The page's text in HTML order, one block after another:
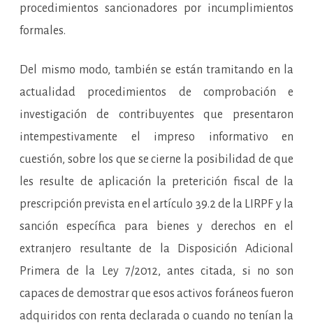
procedimientos sancionadores por incumplimientos
formales.
Del mismo modo, también se están tramitando en la
actualidad procedimientos de comprobación e
investigación de contribuyentes que presentaron
intempestivamente el impreso informativo en
cuestión, sobre los que se cierne la posibilidad de que
les resulte de aplicación la preterición fiscal de la
prescripción prevista en el artículo 39.2 de la LIRPF y la
sanción específica para bienes y derechos en el
extranjero resultante de la Disposición Adicional
Primera de la Ley 7/2012, antes citada, si no son
capaces de demostrar que esos activos foráneos fueron
adquiridos con renta declarada o cuando no tenían la